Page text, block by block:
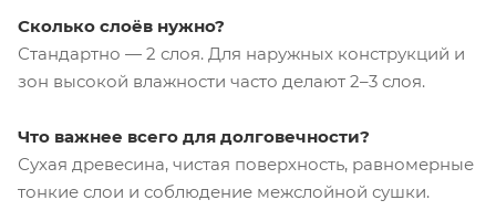
Сколько слоёв нужно?
Стандартно — 2 слоя. Для наружных конструкций и
зон высокой влажности часто делают 2–3 слоя.
Что важнее всего для долговечности?
Сухая древесина, чистая поверхность, равномерные
тонкие слои и соблюдение межслойной сушки.